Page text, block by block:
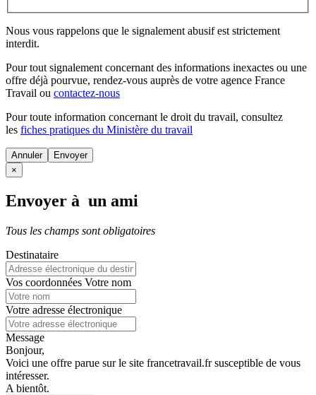
Nous vous rappelons que le signalement abusif est strictement
interdit.
Pour tout signalement concernant des informations inexactes ou une
offre déjà pourvue, rendez-vous auprès de votre agence France
Travail ou contactez-nous
Pour toute information concernant le droit du travail, consultez
les fiches pratiques du Ministère du travail
Annuler
×
Envoyer à un ami
Tous les champs sont obligatoires
Destinataire
Vos coordonnées Votre nom
Votre adresse électronique
Message
Bonjour,
Voici une offre parue sur le site francetravail.fr susceptible de vous
intéresser.
A bientôt.